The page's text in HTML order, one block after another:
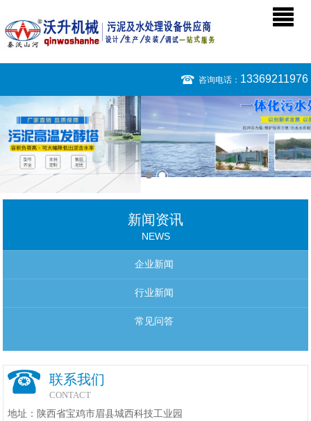
咨询电话： 13369211976
新闻资讯
NEWS
企业新闻
行业新闻
常见问答
联系我们
CONTACT
地址：陕西省宝鸡市眉县城西科技工业园